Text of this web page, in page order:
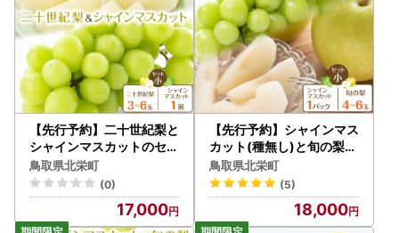
【先行予約】二十世紀梨と
シャインマスカットのセッ
ト小 ※8月下旬～9月下旬
頃に順次発送予定 シャイ
ンマスカット 梨
鳥取県北栄町
(0)
17,000
【先行予約】シャインマス
カット(種無し)と旬の梨セ
ット 小 ※2026年8月下旬
～9月下旬頃に順次発送予
定 梨
鳥取県北栄町
(5)
18,000